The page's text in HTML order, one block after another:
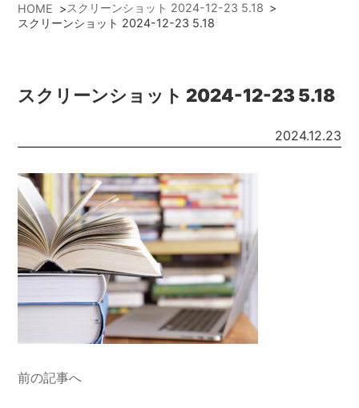
HOME >スクリーンショット 2024-12-23 5.18 >
スクリーンショット 2024-12-23 5.18
スクリーンショット 2024-12-23 5.18
2024.12.23
前の記事へ